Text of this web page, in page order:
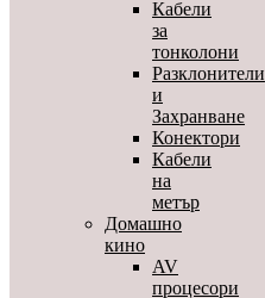
Кабели
за
тонколони
Разклонители
и
Захранване
Конектори
Кабели
на
метър
Домашно
кино
AV
процесори